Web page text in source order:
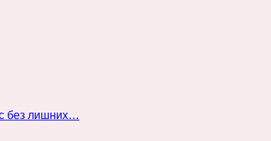
без лишних…